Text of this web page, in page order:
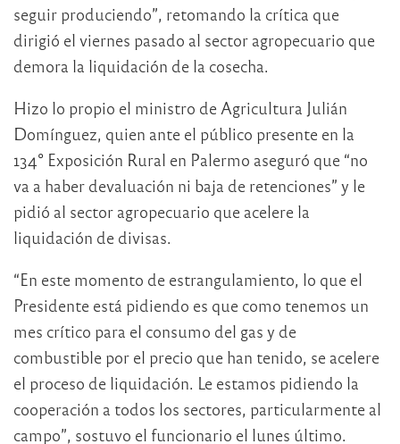
seguir produciendo”, retomando la crítica que
dirigió el viernes pasado al sector agropecuario que
demora la liquidación de la cosecha.
Hizo lo propio el ministro de Agricultura Julián
Domínguez, quien ante el público presente en la
134° Exposición Rural en Palermo aseguró que “no
va a haber devaluación ni baja de retenciones” y le
pidió al sector agropecuario que acelere la
liquidación de divisas.
“En este momento de estrangulamiento, lo que el
Presidente está pidiendo es que como tenemos un
mes crítico para el consumo del gas y de
combustible por el precio que han tenido, se acelere
el proceso de liquidación. Le estamos pidiendo la
cooperación a todos los sectores, particularmente al
campo”, sostuvo el funcionario el lunes último.